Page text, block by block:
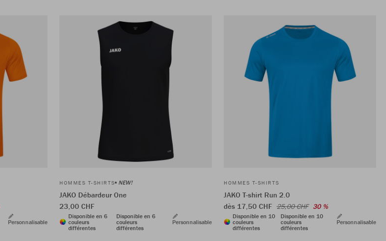
Personnalisable
HOMMES T-SHIRTS NEW!
JAKO Débardeur One
23,00 CHF
Disponible en 6
couleurs
différentes
Disponible en 6
couleurs
différentes
Personnalisable
HOMMES T-SHIRTS
JAKO T-shirt Run 2.0
dès 17,50 CHF 25,00 CHF 30 %
Disponible en 10
couleurs
différentes
Disponible en 10
couleurs
différentes
Personnalisable